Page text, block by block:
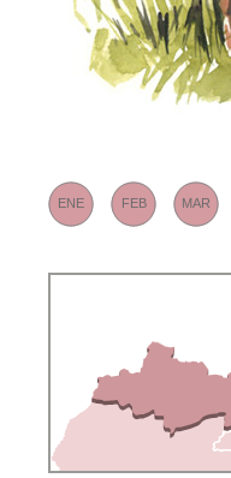
ENE FEB MAR